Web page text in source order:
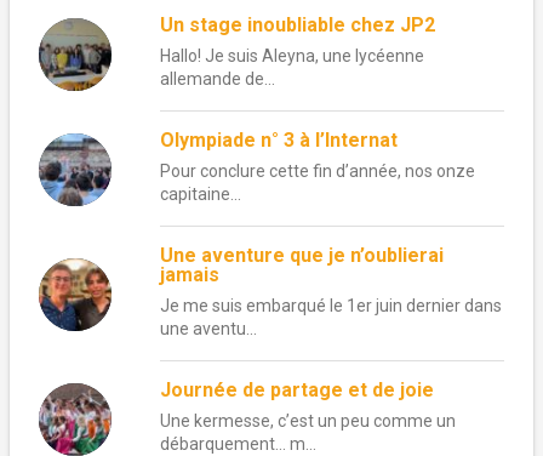
Un stage inoubliable chez JP2
Hallo! Je suis Aleyna, une lycéenne
allemande de...
Olympiade n° 3 à l’Internat
Pour conclure cette fin d’année, nos onze
capitaine...
Une aventure que je n’oublierai
jamais
Je me suis embarqué le 1er juin dernier dans
une aventu...
Journée de partage et de joie
Une kermesse, c’est un peu comme un
débarquement… m...